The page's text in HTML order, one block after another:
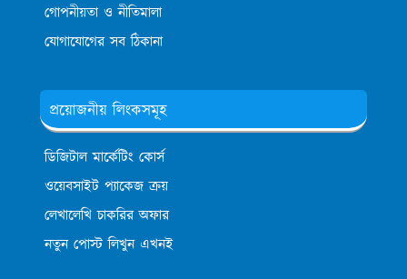
গোপনীয়তা ও নীতিমালা
যোগাযোগের সব ঠিকানা
প্রয়োজনীয় লিংকসমূহ
ডিজিটাল মার্কেটিং কোর্স
ওয়েবসাইট প্যাকেজ ক্রয়
লেখালেখি চাকরির অফার
নতুন পোস্ট লিখুন এখনই